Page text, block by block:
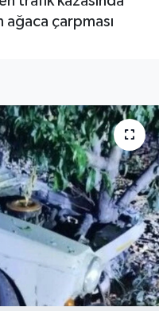
çarpması